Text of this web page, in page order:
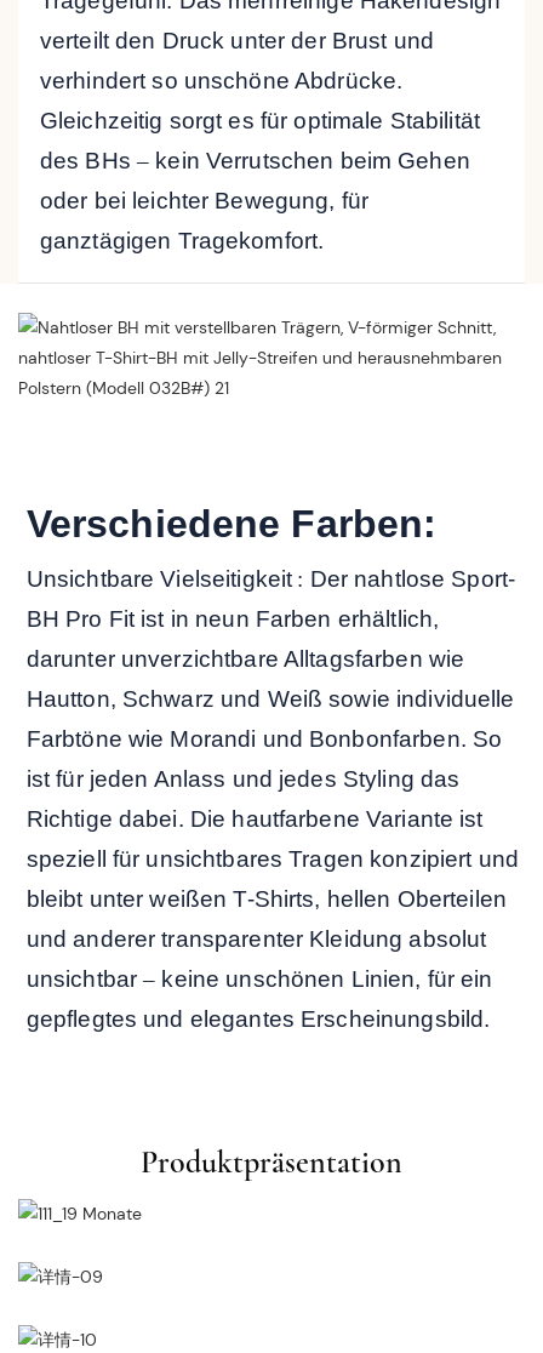
verteilt den Druck unter der Brust und
verhindert so unschöne Abdrücke.
Gleichzeitig sorgt es für optimale Stabilität
des BHs – kein Verrutschen beim Gehen
oder bei leichter Bewegung, für
ganztägigen Tragekomfort.
Verschiedene Farben:
Unsichtbare Vielseitigkeit : Der nahtlose Sport-
BH Pro Fit ist in neun Farben erhältlich,
darunter unverzichtbare Alltagsfarben wie
Hautton, Schwarz und Weiß sowie individuelle
Farbtöne wie Morandi und Bonbonfarben. So
ist für jeden Anlass und jedes Styling das
Richtige dabei. Die hautfarbene Variante ist
speziell für unsichtbares Tragen konzipiert und
bleibt unter weißen T-Shirts, hellen Oberteilen
und anderer transparenter Kleidung absolut
unsichtbar – keine unschönen Linien, für ein
gepflegtes und elegantes Erscheinungsbild.
Produktpräsentation